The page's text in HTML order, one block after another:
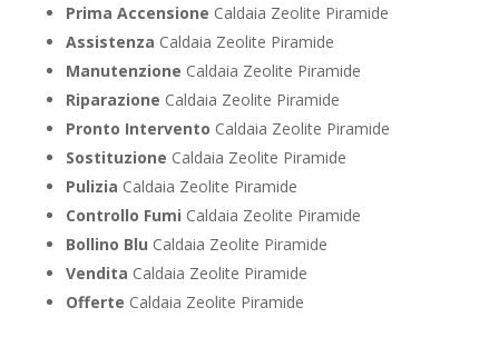
Prima Accensione Caldaia Zeolite Piramide
Assistenza Caldaia Zeolite Piramide
Manutenzione Caldaia Zeolite Piramide
Riparazione Caldaia Zeolite Piramide
Pronto Intervento Caldaia Zeolite Piramide
Sostituzione Caldaia Zeolite Piramide
Pulizia Caldaia Zeolite Piramide
Controllo Fumi Caldaia Zeolite Piramide
Bollino Blu Caldaia Zeolite Piramide
Vendita Caldaia Zeolite Piramide
Offerte Caldaia Zeolite Piramide